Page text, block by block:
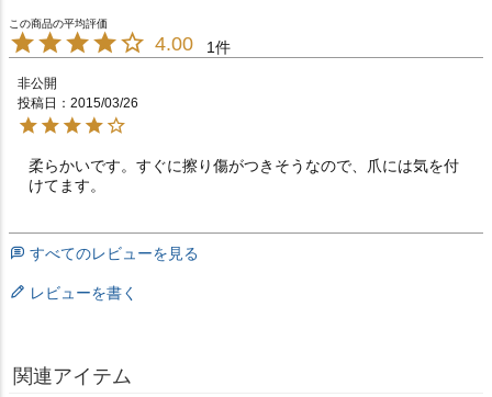
4.00 1
非公開
投稿日
2015/03/26
柔らかいです。すぐに擦り傷がつきそうなので、爪には気を付
けてます。
すべてのレビューを見る
レビューを書く
関連アイテム